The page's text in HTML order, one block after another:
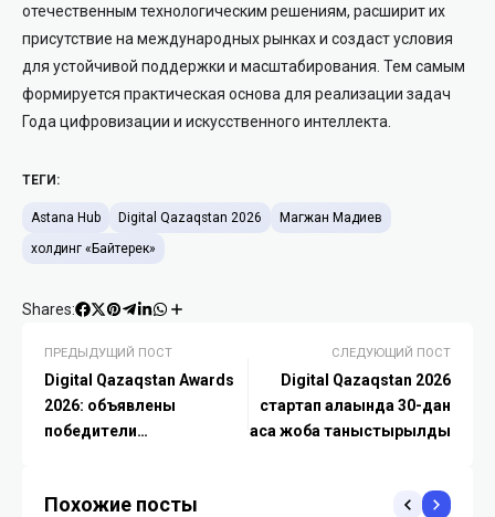
отечественным технологическим решениям, расширит их
присутствие на международных рынках и создаст условия
для устойчивой поддержки и масштабирования. Тем самым
формируется практическая основа для реализации задач
Года цифровизации и искусственного интеллекта.
ТЕГИ:
Astana Hub Digital Qazaqstan 2026
Магжан Мадиев
холдинг «Байтерек»
Shares:
ПРЕДЫДУЩИЙ ПОСТ
Digital Qazaqstan Awards
2026: объявлены
победители
СЛЕДУЮЩИЙ ПОСТ
Digital Qazaqstan 2026
стартап алаңында 30-дан
аса жоба таныстырылды
Похожие посты